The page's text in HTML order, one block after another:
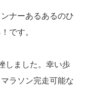
ナーあるあるのひ
です。
しました。幸い歩
ラソン完走可能な